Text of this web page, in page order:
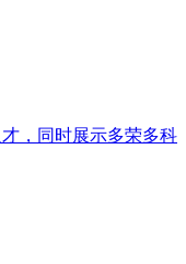
，同时展示多荣多科